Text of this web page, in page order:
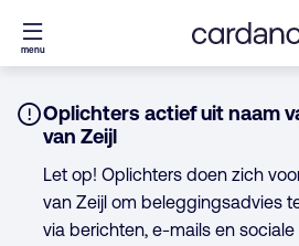
Direct
naar
menu
Notice:
Oplichters actief uit naam
van Zeijl
Let op! Oplichters doen zich
van Zeijl om beleggingsadvies
via berichten, e-mails en